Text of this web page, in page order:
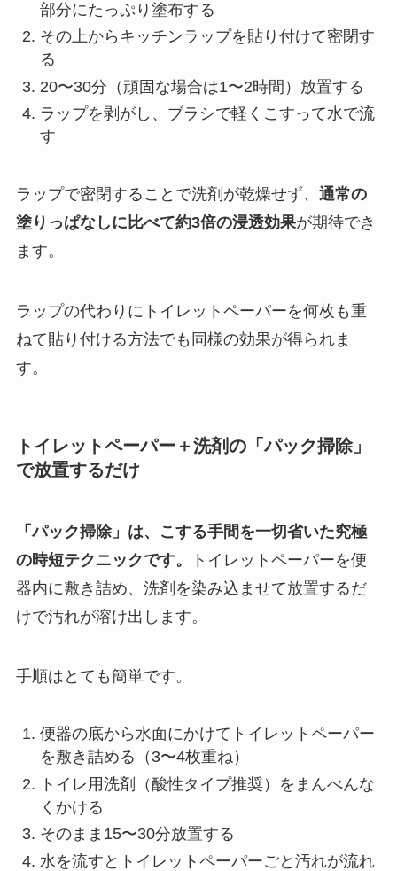
部分にたっぷり塗布する
その上からキッチンラップを貼り付けて密閉す
る
20〜30分（頑固な場合は1〜2時間）放置する
ラップを剥がし、ブラシで軽くこすって水で流
す
ラップで密閉することで洗剤が乾燥せず、 通常の
塗りっぱなしに比べて約3倍の浸透効果が期待でき
ます。
ラップの代わりにトイレットペーパーを何枚も重
ねて貼り付ける方法でも同様の効果が得られま
す。
トイレットペーパー＋洗剤の「パック掃除」
で放置するだけ
「パック掃除」は、こする手間を一切省いた究極
の時短テクニックです。
トイレットペーパーを便
器内に敷き詰め、洗剤を染み込ませて放置するだ
けで汚れが溶け出します。
手順はとても簡単です。
便器の底から水面にかけてトイレットペーパー
を敷き詰める（3〜4枚重ね）
トイレ用洗剤（酸性タイプ推奨）をまんべんな
くかける
そのまま15〜30分放置する
水を流すとトイレットペーパーごと汚れが流れ